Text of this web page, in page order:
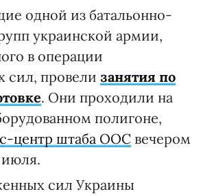
одной из батальонно-
украинской армии,
в операции
сил, провели занятия по
. Они проходили на
полигоне,
центр штаба ООС вечером
июля.
сил Украины